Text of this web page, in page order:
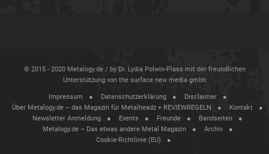
© 2015 - 2020 Metalogy.de / by Dr. Lydia Polwin-Plass mit der freundlichen
Unterstützung von the surface new media gmbh
Impressum Datenschutzerklärung
Disclaimer
Über Metalogy.de – das Magazin für Metalheadz + REVIEWREGELN
Kontakt
Newsletter Anmeldung
Events Freunde
Bandseiten
Metalogy.de – Das etwas andere Metal Magazin
Archiv
Cookie-Richtlinie (EU)